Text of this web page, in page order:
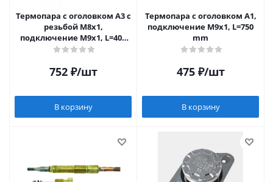
Термопара c оголовком А3 с
резьбой М8х1,
подключение М9х1, L=400
мм SIT (Италия)
752₽/шт
В корзину
Термопара c оголовком А1,
подключение М9х1, L=750
mm
475₽/шт
В корзину